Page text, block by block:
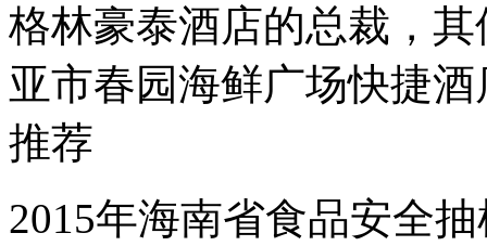
格林豪泰酒店的总裁，
亚市春园海鲜广场快捷
推荐
2015年海南省食品安全